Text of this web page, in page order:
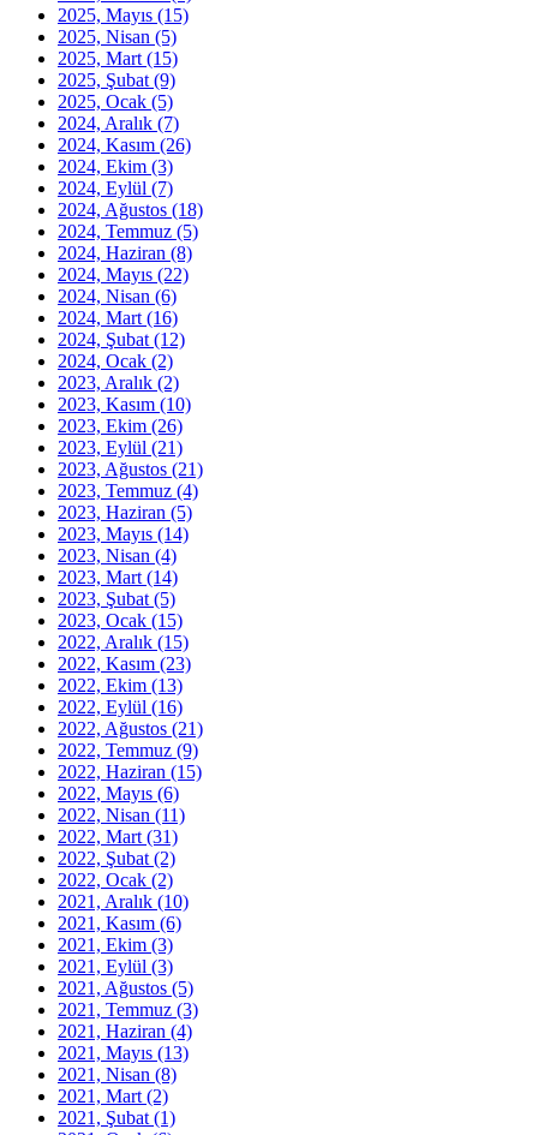
2025, Mayıs (15)
2025, Nisan (5)
2025, Mart (15)
2025, Şubat (9)
2025, Ocak (5)
2024, Aralık (7)
2024, Kasım (26)
2024, Ekim (3)
2024, Eylül (7)
2024, Ağustos (18)
2024, Temmuz (5)
2024, Haziran (8)
2024, Mayıs (22)
2024, Nisan (6)
2024, Mart (16)
2024, Şubat (12)
2024, Ocak (2)
2023, Aralık (2)
2023, Kasım (10)
2023, Ekim (26)
2023, Eylül (21)
2023, Ağustos (21)
2023, Temmuz (4)
2023, Haziran (5)
2023, Mayıs (14)
2023, Nisan (4)
2023, Mart (14)
2023, Şubat (5)
2023, Ocak (15)
2022, Aralık (15)
2022, Kasım (23)
2022, Ekim (13)
2022, Eylül (16)
2022, Ağustos (21)
2022, Temmuz (9)
2022, Haziran (15)
2022, Mayıs (6)
2022, Nisan (11)
2022, Mart (31)
2022, Şubat (2)
2022, Ocak (2)
2021, Aralık (10)
2021, Kasım (6)
2021, Ekim (3)
2021, Eylül (3)
2021, Ağustos (5)
2021, Temmuz (3)
2021, Haziran (4)
2021, Mayıs (13)
2021, Nisan (8)
2021, Mart (2)
2021, Şubat (1)